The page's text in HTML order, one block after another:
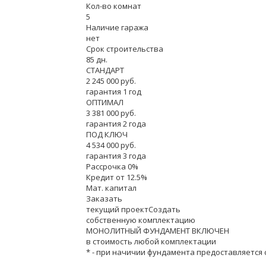
Кол-во комнат
5
Наличие гаража
нет
Срок строительства
85 дн.
СТАНДАРТ
2 245 000 руб.
гарантия 1 год
ОПТИМАЛ
3 381 000 руб.
гарантия 2 года
ПОД КЛЮЧ
4 534 000 руб.
гарантия 3 года
Рассрочка 0%
Кредит от 12.5%
Мат. капитал
Заказать
текущий проектСоздать
собственную комплектацию
МОНОЛИТНЫЙ ФУНДАМЕНТ ВКЛЮЧЕН
в стоимость любой комплектации
* - при начичии фундамента предоставляется